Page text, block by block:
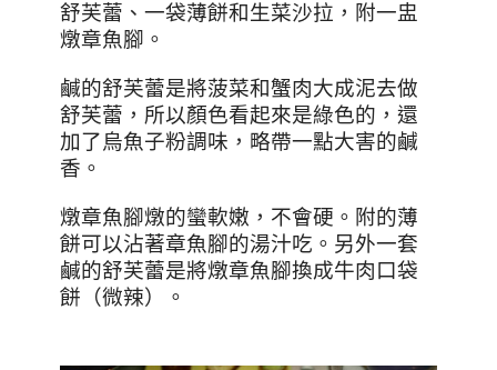
舒芙蕾、一袋薄餅和生菜沙拉，附一盅
燉章魚腳。
鹹的舒芙蕾是將菠菜和蟹肉大成泥去做
舒芙蕾，所以顏色看起來是綠色的，還
加了烏魚子粉調味，略帶一點大害的鹹
香。
燉章魚腳燉的蠻軟嫩，不會硬。附的薄
餅可以沾著章魚腳的湯汁吃。另外一套
鹹的舒芙蕾是將燉章魚腳換成牛肉口袋
餅（微辣）。